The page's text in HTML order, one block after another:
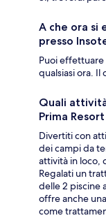
A che ora si
presso
Puoi effettuare
qualsiasi ora.
Quali
Prima
Divertiti con
dei campi da
attività in loco,
Regalati un
delle 2 piscine
offre anche
come